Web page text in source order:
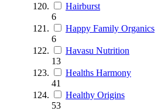
Hairburst
6
Happy Family Organics
6
Havasu Nutrition
13
Healths Harmony
41
Healthy Origins
53